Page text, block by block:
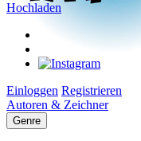
Hochladen
Einloggen Registrieren
Autoren & Zeichner
Genre